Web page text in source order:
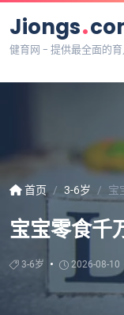
Jiongs.
健育网 - 提供最全面的
首页 3-6岁 宝
宝宝零食千
3-6岁 2026-08-10